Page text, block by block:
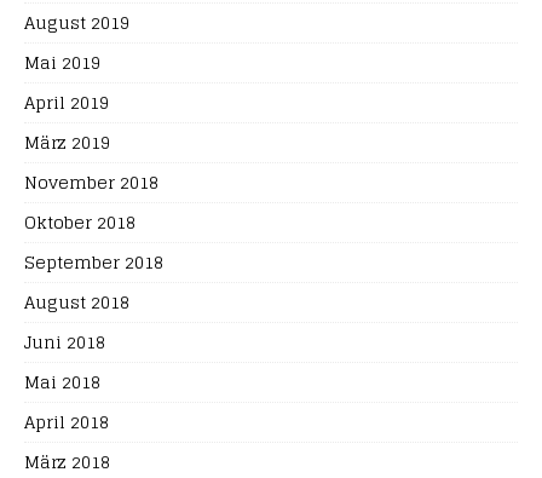
August 2019
Mai 2019
April 2019
März 2019
November 2018
Oktober 2018
September 2018
August 2018
Juni 2018
Mai 2018
April 2018
März 2018